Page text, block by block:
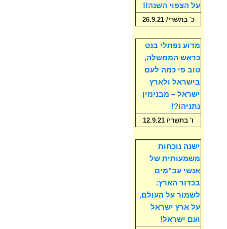
על הצפוי השנה!!
כ' בתשרי/ 26.9.21
מדוע נפתלי בנט
כראש הממשלה,
טוב פי כמה לעם
בישראל ולארץ
ישראל – מבנימין
נתניהו?!
ו' בתשרי/ 12.9.21
ישנה נוכחות
משמעותית של
אנשי עב"מים
בכדור הארץ:
לשמור על העולם,
על ארץ ישראל
ועם ישראל!